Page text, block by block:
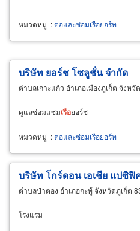
หมวดหมู่ :ต่อและซ่อมเรือยอร์ท
บริษัท ยอร์ช โซลูชั่น จำกัด
ตำบลเกาะแก้ว อำเภอเมืองภูเก็ต จังหวั
ดูแลซ่อมแซมเรือยอร์ช
หมวดหมู่ :ต่อและซ่อมเรือยอร์ท
บริษัท โกร์ดอน เอเชีย แปซิ
ตำบลป่าตอง อำเภอกะทู้ จังหวัดภูเก็ต
โรงแรม